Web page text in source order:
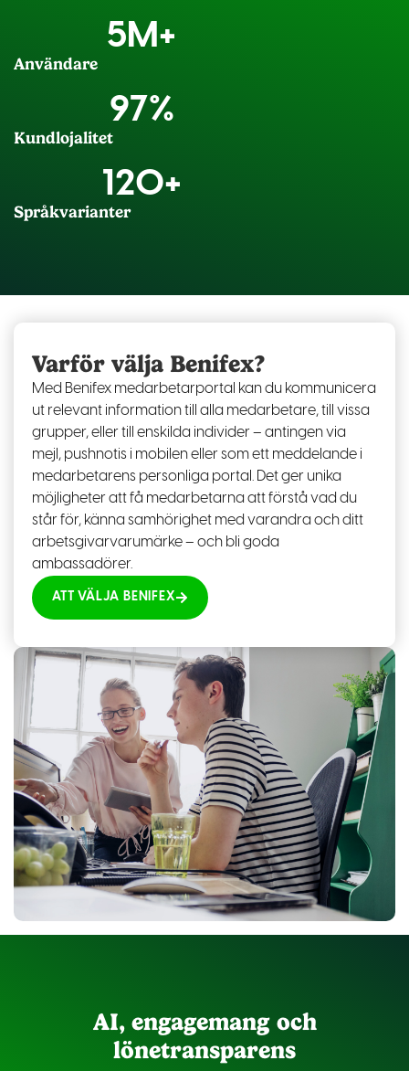
5M+
Användare
97%
Kundlojalitet​
120+
Språkvarianter
Varför välja Benifex?
Med Benifex medarbetarportal kan du kommunicera
ut relevant information till alla medarbetare, till vissa
grupper, eller till enskilda individer – antingen via
mejl, pushnotis i mobilen eller som ett meddelande i
medarbetarens personliga portal. Det ger unika
möjligheter att få medarbetarna att förstå vad du
står för, känna samhörighet med varandra och ditt
arbetsgivarvarumärke – och bli goda
ambassadörer.
ATT VÄLJA BENIFEX
AI, engagemang och
lönetransparens